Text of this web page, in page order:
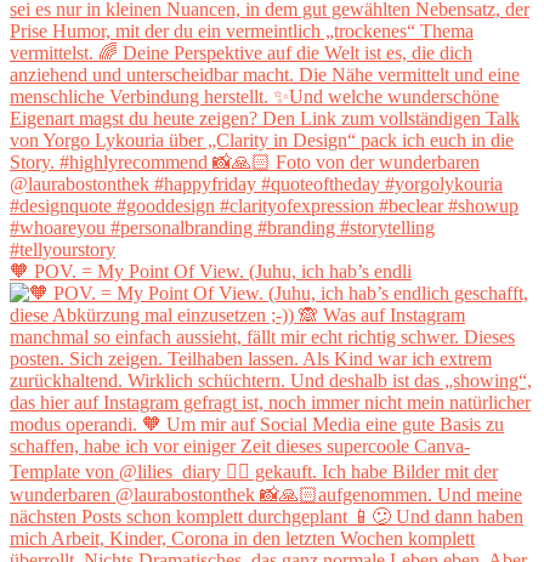
🧡 POV. = My Point Of View. (Juhu, ich hab’s endli